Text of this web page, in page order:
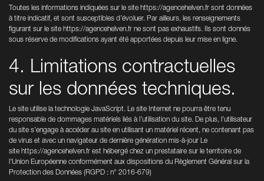
Toutes les informations indiquées sur le site https://agencehelven.fr sont données
à titre indicatif, et sont susceptibles d’évoluer. Par ailleurs, les renseignements
figurant sur le site https://agencehelven.fr ne sont pas exhaustifs. Ils sont donnés
sous réserve de modifications ayant été apportées depuis leur mise en ligne.
4. Limitations contractuelles
sur les données techniques.
Le site utilise la technologie JavaScript. Le site Internet ne pourra être tenu
responsable de dommages matériels liés à l’utilisation du site. De plus, l’utilisateur
du site s’engage à accéder au site en utilisant un matériel récent, ne contenant pas
de virus et avec un navigateur de dernière génération mis-à-jour Le
site https://agencehelven.fr est hébergé chez un prestataire sur le territoire de
l’Union Européenne conformément aux dispositions du Règlement Général sur la
Protection des Données (RGPD : n° 2016-679)